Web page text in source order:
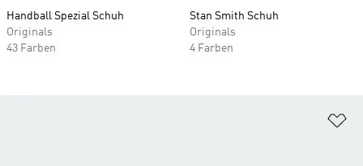
Handball Spezial Schuh
Originals
43 Farben
Stan Smith Schuh
Originals
4 Farben